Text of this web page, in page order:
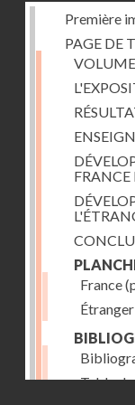
Première
PAGE DE
FRANCE
France
Étranger
Table